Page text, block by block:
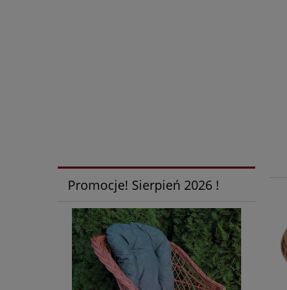
Promocje! Sierpień 2026 !